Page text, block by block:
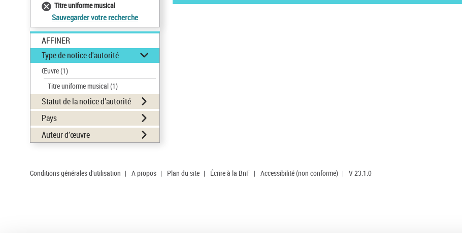
Titre uniforme musical
Sauvegarder votre recherche
AFFINER
Type de notice d'autorité
Œuvre(1)
Titre uniforme musical(1)
Statut de la notice d’autorité
Pays
Auteur d’œuvre
Conditions générales d'utilisation | A propos | Plan du site | Écrire à la BnF | Accessibilité (non conforme) | V 23.1.0